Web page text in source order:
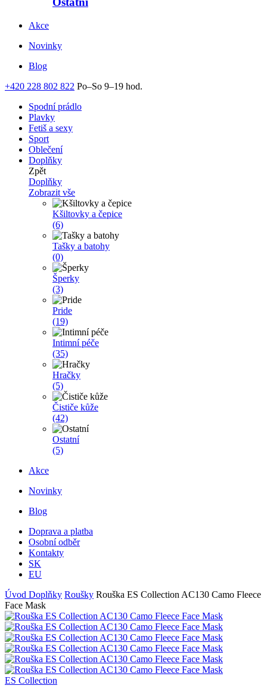
Akce
Novinky
Blog
+420 228 802 822 Po–So 9–19 hod.
Spodní prádlo
Plavky
Fetiš a sexy
Sport
Oblečení
Doplňky
Zpět
Doplňky
Zobrazit vše
Kšiltovky a čepice
(6)
Tašky a batohy
(0)
Šperky
(3)
Pride
(19)
Intimní péče
(35)
Hračky
(5)
Čističe kůže
(42)
Ostatní
(5)
Akce
Novinky
Blog
Doprava a platba
Osobní odběr
Kontakty
SK
EU
Úvod Doplňky Roušky Rouška ES Collection AC130 Camo Fleece
Face Mask
ES Collection